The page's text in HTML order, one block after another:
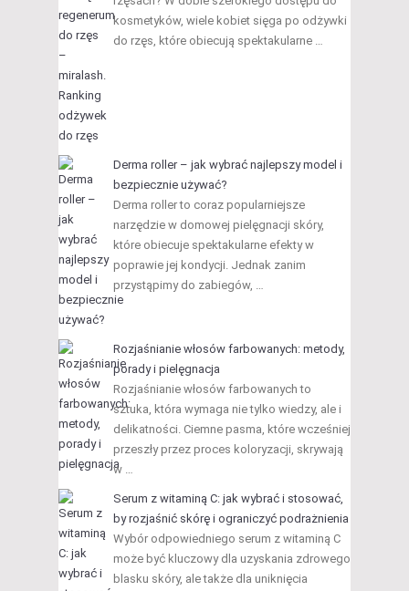
kosmetyków, wiele kobiet sięga po odżywki
do rzęs, które obiecują spektakularne …
Derma roller – jak wybrać najlepszy model i
bezpiecznie używać?
Derma roller to coraz popularniejsze
narzędzie w domowej pielęgnacji skóry,
które obiecuje spektakularne efekty w
poprawie jej kondycji. Jednak zanim
przystąpimy do zabiegów, …
Rozjaśnianie włosów farbowanych: metody,
porady i pielęgnacja
Rozjaśnianie włosów farbowanych to
sztuka, która wymaga nie tylko wiedzy, ale i
delikatności. Ciemne pasma, które wcześniej
przeszły przez proces koloryzacji, skrywają
w …
Serum z witaminą C: jak wybrać i stosować,
by rozjaśnić skórę i ograniczyć podrażnienia
Wybór odpowiedniego serum z witaminą C
może być kluczowy dla uzyskania zdrowego
blasku skóry, ale także dla uniknięcia